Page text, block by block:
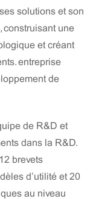
solutions et son
construisant une
et créant
entreprise
de
de R&D et
dans la R&D.
brevets
d’utilité et 20
au niveau